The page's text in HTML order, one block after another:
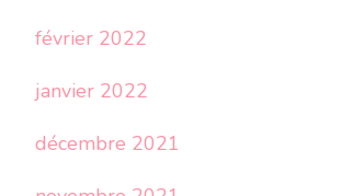
février 2022
janvier 2022
décembre 2021